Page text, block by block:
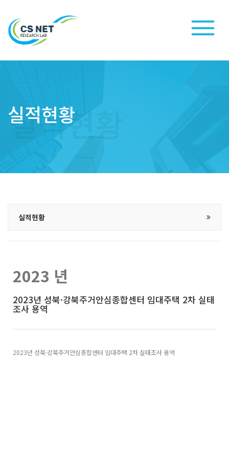
실적현황
실적현황
2023 년
2023년 성북·강북주거안심종합센터 임대주택 2차 실태
조사 용역
2023년 성북·강북주거안심종합센터 임대주택 2차 실태조사 용역